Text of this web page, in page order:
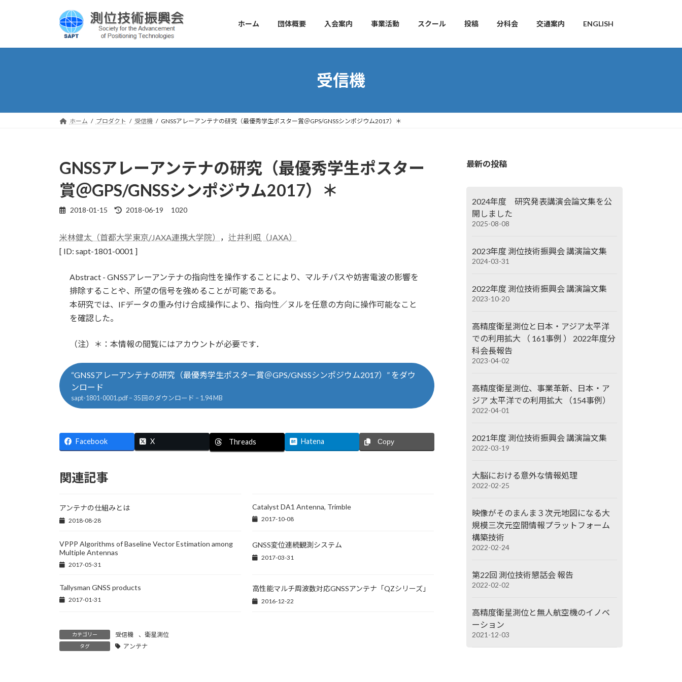
プ
動
ホーム 団体概要 入会案内 事業活動 スクール 投稿 分科会 交通案内 ENGLISH
受信機
ホーム プロダクト 受信機 GNSSアレーアンテナの研究（最優秀学生ポスター賞＠GPS/GNSSシンポジウム2017）＊
GNSSアレーアンテナの研究（最優秀学生ポスター
賞＠GPS/GNSSシンポジウム2017）＊
2018-01-15
最
新
日
2018-06-19 1020
米林健太 （首都大学東京/JAXA連携大学院） ， 辻井利昭 （JAXA）
[ ID: sapt-1801-0001 ]
Abstract - GNSSアレーアンテナの指向性を操作することにより、マルチパスや妨害電波の影響を
排除することや、所望の信号を強めることが可能である。
本研究では、IFデータの重み付け合成操作により、指向性／ヌルを任意の方向に操作可能なこと
を確認した。
（注）＊：本情報の閲覧にはアカウントが必要です．
“GNSSアレーアンテナの研究（最優秀学生ポスター賞＠GPS/GNSSシンポジウム2017）” をダウ
ンロード
sapt-1801-0001.pdf – 35 回のダウンロード – 1.94 MB
Facebook X Threads Hatena Copy
関連記事
アンテナの仕組みとは
2018-08-28
Catalyst DA1 Antenna, Trimble
2017-10-08
VPPP Algorithms of Baseline Vector Estimation among
Multiple Antennas
2017-05-31
GNSS変位連続観測システム
2017-03-31
Tallysman GNSS products
2017-01-31
高性能マルチ周波数対応GNSSアンテナ「QZシリーズ」
2016-12-22
カテゴリー 受信機 、 衛星測位
タグ アンテナ
最新の投稿
2024年度 研究発表講演会論文集を公
開しました
2025-08-08
2023年度 測位技術振興会 講演論文集
2024-03-31
2022年度 測位技術振興会 講演論文集
2023-10-20
高精度衛星測位と日本・アジア太平洋
での利用拡大 （ 161事例 ） 2022年度分
科会長報告
2023-04-02
高精度衛星測位、事業革新、日本・ア
ジア 太平洋での利用拡大 （154事例）
2022-04-01
2021年度 測位技術振興会 講演論文集
2022-03-19
大脳における意外な情報処理
2022-02-25
映像がそのまんま３次元地図になる大
規模三次元空間情報プラットフォーム
構築技術
2022-02-24
第22回 測位技術懇話会 報告
2022-02-02
高精度衛星測位と無人航空機のイノベ
ーション
2021-12-03